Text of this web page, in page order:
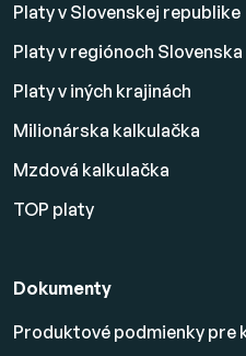
Platy v Slovenskej republike
Platy v regiónoch Slovenska
Platy v iných krajinách
Milionárska kalkulačka
Mzdová kalkulačka
TOP platy
Dokumenty
Produktové podmienky pre